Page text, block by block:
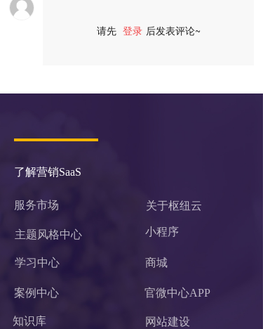
请先 登录 后发表评论~
了解营销SaaS
关于枢纽云
服务市场
主题风格中心 小程序
学习中心 商城
案例中心 官微中心APP
知识库 网站建设